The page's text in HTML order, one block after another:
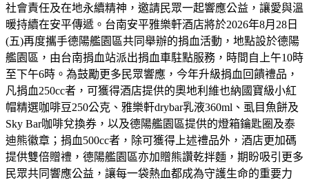
社會責任及在地永續精神，邀請民眾一起響應公益，讓愛與溫
暖持續在安平傳遞。台南安平雅樂軒酒店將於2026年8月28日
(五)再度攜手德陽艦園區共同舉辦的捐血活動，地點設於德陽
艦園區，由台南捐血站派出捐血車駐點服務，時間自上午10時
至下午6時。為鼓勵更多民眾響應，今年升級捐血回饋禮品，
凡捐血250cc者，可獲得酒店提供的奧地利維也納國寶級小紅
帽精選咖啡豆250公克、雅樂軒drybar乳液360ml、虱目魚餅及
Sky Bar咖啡兌換券，以及德陽艦園區提供的燈箱鑰匙圈及泰
迪熊徽章；捐血500cc者，除可獲得上述禮品外，酒店更加碼
提供雙倍贈禮，德陽艦園區亦加贈熊讚乾拌麵，期盼吸引更多
民眾共同響應公益，讓每一袋熱血都成為守護生命的重要力